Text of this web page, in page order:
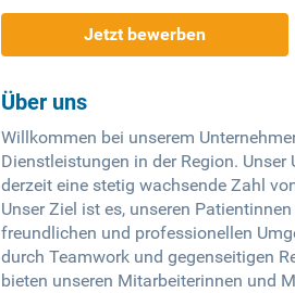
Jetzt bewerben
Über uns
Willkommen bei unserem
Dienstleistungen in der Region.
derzeit eine stetig wachsende Zahl
Unser Ziel ist es, unseren
freundlichen und professionellen
durch Teamwork und gegenseitigen
bieten unseren Mitarbeiterinnen und